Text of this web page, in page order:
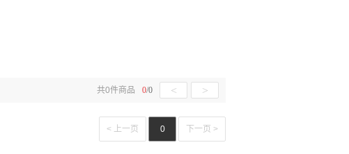
0/0 < >
共0件商品
< 上一页 0 下一页 >